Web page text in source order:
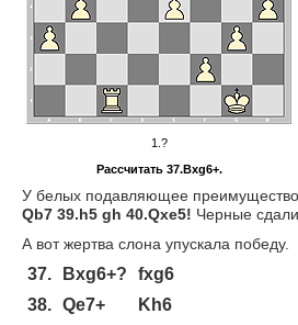
1.?
Рассчитать 37.Bxg6+.
У белых подавляющее
Qb7 39.h5 gh 40.Qxe5! Черные
А вот жертва слона упускала победу.
37. Bxg6+?
fxg6
38. Qe7+
Kh6